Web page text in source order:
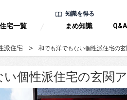
宅一覧
知識を得る
まめ知識 Q&A
派住宅 和でも洋でもない個性派住宅の
個性派住宅の玄関